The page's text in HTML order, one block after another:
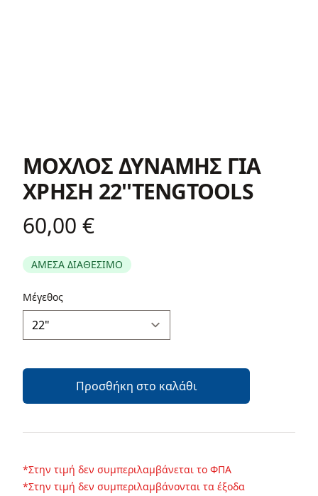
ΜΟΧΛΟΣ ΔΥΝΑΜΗΣ ΓΙΑ
ΧΡΗΣΗ 22''TENGTOOLS
Product information
60,00 €
ΑΜΕΣΑ ΔΙΑΘΕΣΙΜΟ
Περιγραφή
Μέγεθος
Προσθήκη στο καλάθι
*Στην τιμή δεν συμπεριλαμβάνεται το ΦΠΑ
*Στην τιμή δεν συμπεριλαμβάνονται τα έξοδα